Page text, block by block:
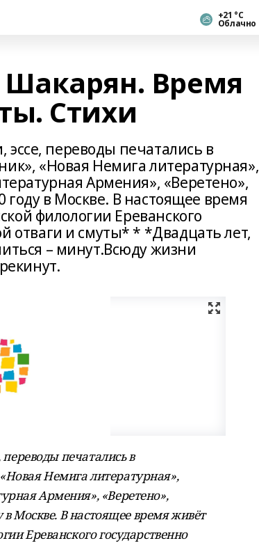
+21 °С
Облачно
Шакарян. Время
Стихи
эссе, переводы печатались в
«Новая Немига литературная»,
Армения», «Веретено»,
году в Москве. В настоящее время
филологии Ереванского
отваги и смуты* * *Двадцать лет,
– минут.Всюду жизни
переводы печатались в
Немига литературная»,
Армения», «Веретено»,
в Москве. В настоящее время живёт
Ереванского государственно